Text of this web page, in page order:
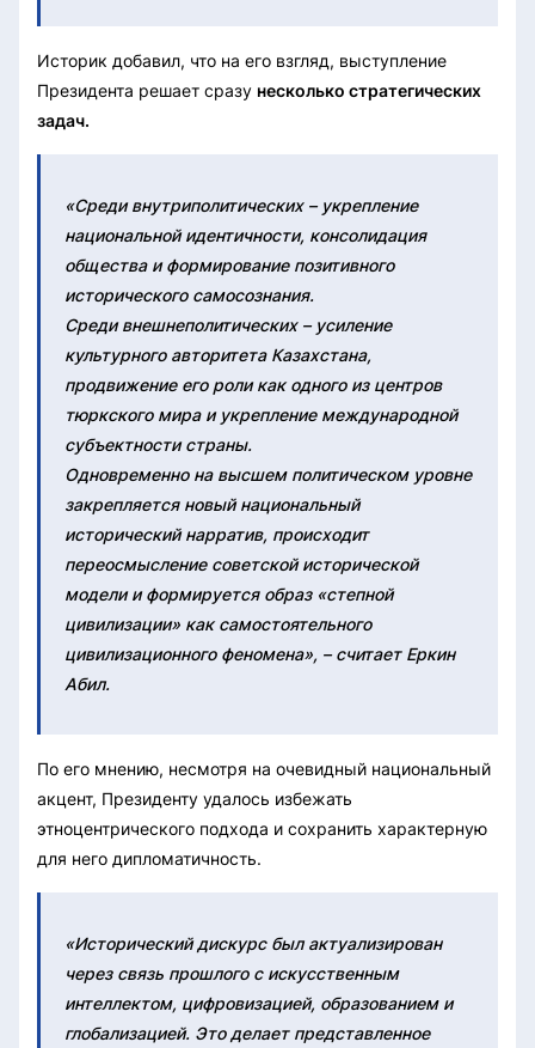
Историк добавил, что на его взгляд, выступление
Президента решает сразу несколько стратегических
задач.
«Среди внутриполитических – укрепление
национальной идентичности, консолидация
общества и формирование позитивного
исторического самосознания.
Среди внешнеполитических – усиление
культурного авторитета Казахстана,
продвижение его роли как одного из центров
тюркского мира и укрепление международной
субъектности страны.
Одновременно на высшем политическом уровне
закрепляется новый национальный
исторический нарратив, происходит
переосмысление советской исторической
модели и формируется образ «степной
цивилизации» как самостоятельного
цивилизационного феномена», – считает Еркин
Абил.
По его мнению, несмотря на очевидный национальный
акцент, Президенту удалось избежать
этноцентрического подхода и сохранить характерную
для него дипломатичность.
«Исторический дискурс был актуализирован
через связь прошлого с искусственным
интеллектом, цифровизацией, образованием и
глобализацией. Это делает представленное